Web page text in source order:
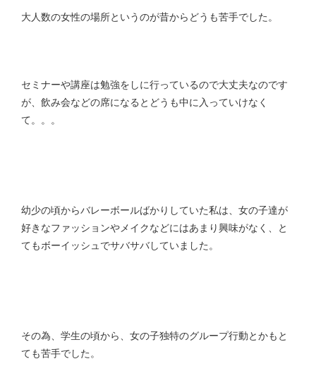
大人数の女性の場所というのが昔からどうも苦手でした。
セミナーや講座は勉強をしに行っているので大丈夫なのです
が、飲み会などの席になるとどうも中に入っていけなく
て。。。
幼少の頃からバレーボールばかりしていた私は、女の子達が
好きなファッションやメイクなどにはあまり興味がなく、と
てもボーイッシュでサバサバしていました。
その為、学生の頃から、女の子独特のグループ行動とかもと
ても苦手でした。